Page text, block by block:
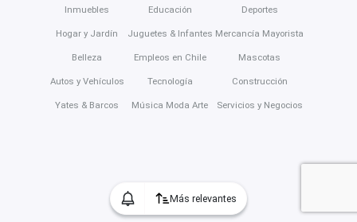
Más relevantes
Inmuebles
Hogar y Jardín
Belleza
Autos y Vehículos
Yates & Barcos
Educación
Juguetes & Infantes
Empleos en Chile
Tecnología
Música Moda Arte
Deportes
Mercancía Mayorista
Mascotas
Construcción
Servicios y Negocios